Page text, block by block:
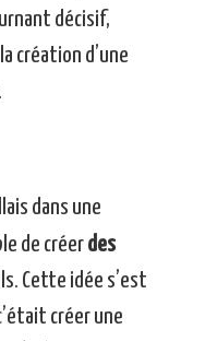
décisif,
création d’une
dans une
de créer des
Cette idée s’est
créer une